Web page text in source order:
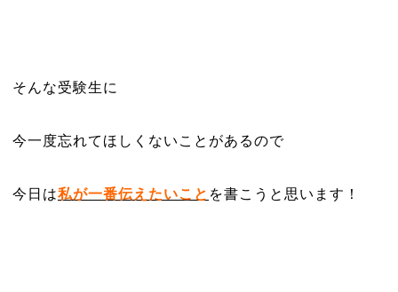
そんな受験生に
今一度忘れてほしくないことがあるので
今日は私が一番伝えたいこと を書こうと思います！